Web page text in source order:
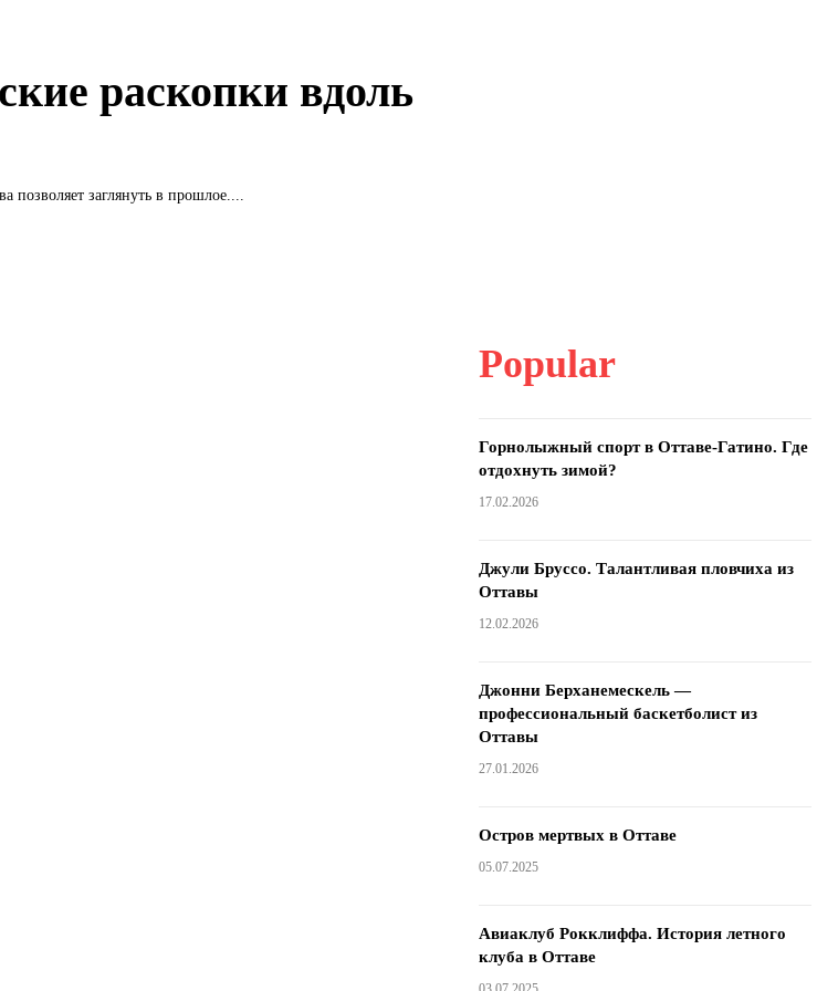
раскопки вдоль
позволяет заглянуть в прошлое....
Popular
Горнолыжный спорт в Оттаве-Гатино. Где
отдохнуть зимой?
17.02.2026
Джули Бруссо. Талантливая пловчиха из
Оттавы
12.02.2026
Джонни Берханемескель —
профессиональный баскетболист из
Оттавы
27.01.2026
Остров мертвых в Оттаве
05.07.2025
Авиаклуб Рокклиффа. История летного
клуба в Оттаве